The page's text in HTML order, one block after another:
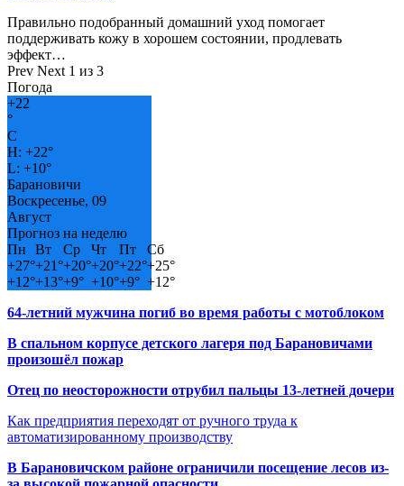
Правильно подобранный домашний уход помогает
поддерживать кожу в хорошем состоянии, продлевать
эффект…
Prev Next 1 из 3
Погода
+22
°
C
H: +22°
L: +10°
Барановичи
Воскресенье, 09
Август
Прогноз на неделю
Пн
Вт Ср Чт Пт
Сб
+27°+21°+20°+20°+22°+25°
+12°+13°+9° +10°+9° +12°
64-летний мужчина погиб во время работы с мотоблоком
В спальном корпусе детского лагеря под Барановичами
произошёл пожар
Отец по неосторожности отрубил пальцы 13-летней дочери
Как предприятия переходят от ручного труда к
автоматизированному производству
В Барановичском районе ограничили посещение лесов из-